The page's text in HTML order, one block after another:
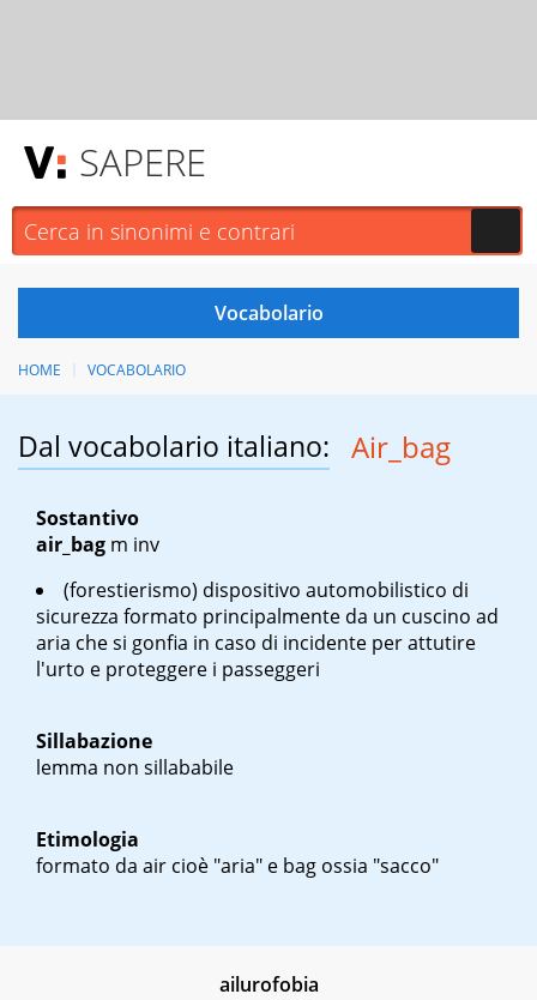
SAPERE
HOME VOCABOLARIO
Dal vocabolario italiano: Air_bag
Sostantivo
air_bag m inv
(forestierismo) dispositivo automobilistico di
sicurezza formato principalmente da un cuscino ad
aria che si gonfia in caso di incidente per attutire
l'urto e proteggere i passeggeri
Sillabazione
lemma non sillababile
Etimologia
formato da air cioè "aria" e bag ossia "sacco"
ailurofobia